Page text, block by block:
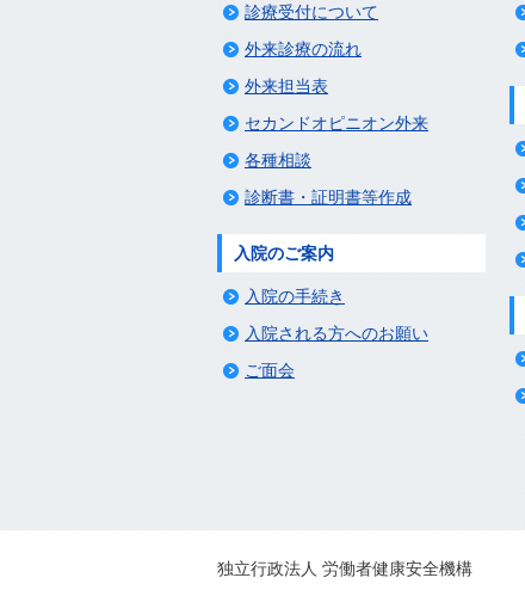
診療受付について
外来診療の流れ
外来担当表
セカンドオピニオン外来
各種相談
診断書・証明書等作成
入院のご案内
入院の手続き
入院される方へのお願い
ご面会
独立行政法人 労働者健康安全機構